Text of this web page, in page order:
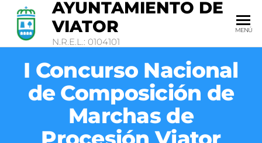
AYUNTAMIENTO DE
VIATOR
N.R.E.L.: 0104101
MENÚ
I Concurso Nacional
de Composición de
Marchas de